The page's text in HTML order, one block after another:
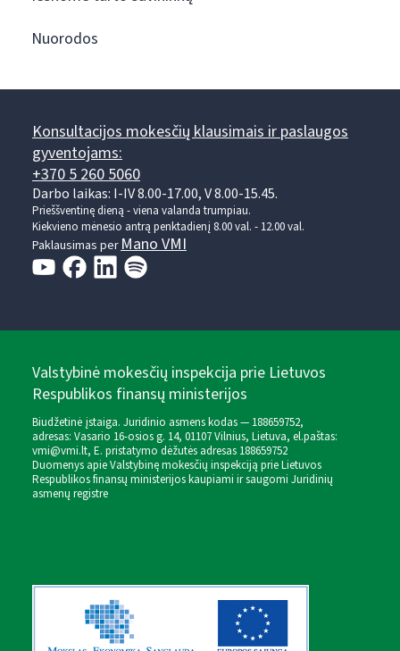
Nuorodos
Konsultacijos mokesčių klausimais ir paslaugos
gyventojams:
+370 5 260 5060
Darbo laikas: I-IV 8.00-17.00, V 8.00-15.45.
Prieššventinę dieną - viena valanda trumpiau.
Kiekvieno mėnesio antrą penktadienį 8.00 val. - 12.00 val.
Paklausimas perMano VMI
Valstybinė mokesčių inspekcija prie Lietuvos
Respublikos finansų ministerijos
Biudžetinė įstaiga. Juridinio asmens kodas — 188659752,
adresas: Vasario 16-osios g. 14, 01107 Vilnius, Lietuva, el.paštas:
vmi@vmi.lt, E. pristatymo dėžutės adresas 188659752
Duomenys apie Valstybinę mokesčių inspekciją prie Lietuvos
Respublikos finansų ministerijos kaupiami ir saugomi Juridinių
asmenų registre